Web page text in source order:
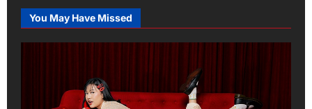
You May Have Missed